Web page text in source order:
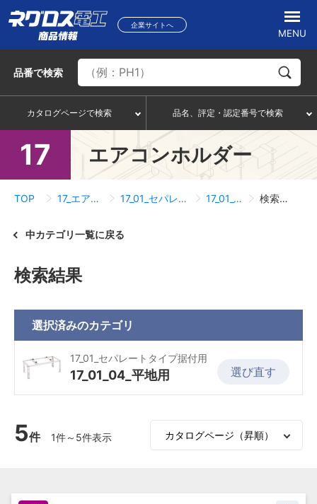
企業サイトへ
MENU
品番で検索
カタログページで検索 品名、評定・認定番号で検索
17 エアコンホルダー
TOP 17_エアコンホルダー 17_01_セパレートタイプ据付用 17_01_04_平地用 検索結果一覧
中カテゴリ一覧に戻る
検索結果
選択済みのカテゴリ
17_01_セパレートタイプ据付用
17_01_04_平地用 選び直す
5件 1件～5件表示